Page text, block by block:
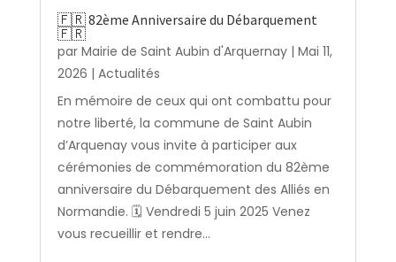
🇫🇷 82ème Anniversaire du Débarquement
🇫🇷
par Mairie de Saint Aubin d'Arquernay| Mai 11,
2026 | Actualités
En mémoire de ceux qui ont combattu pour
notre liberté, la commune de Saint Aubin
d’Arquenay vous invite à participer aux
cérémonies de commémoration du 82ème
anniversaire du Débarquement des Alliés en
Normandie. 🗓️ Vendredi 5 juin 2025 Venez
vous recueillir et rendre...